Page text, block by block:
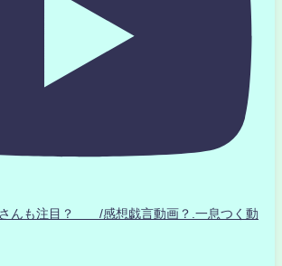
さんも注目？ /感想戯言動画？.一息つく動